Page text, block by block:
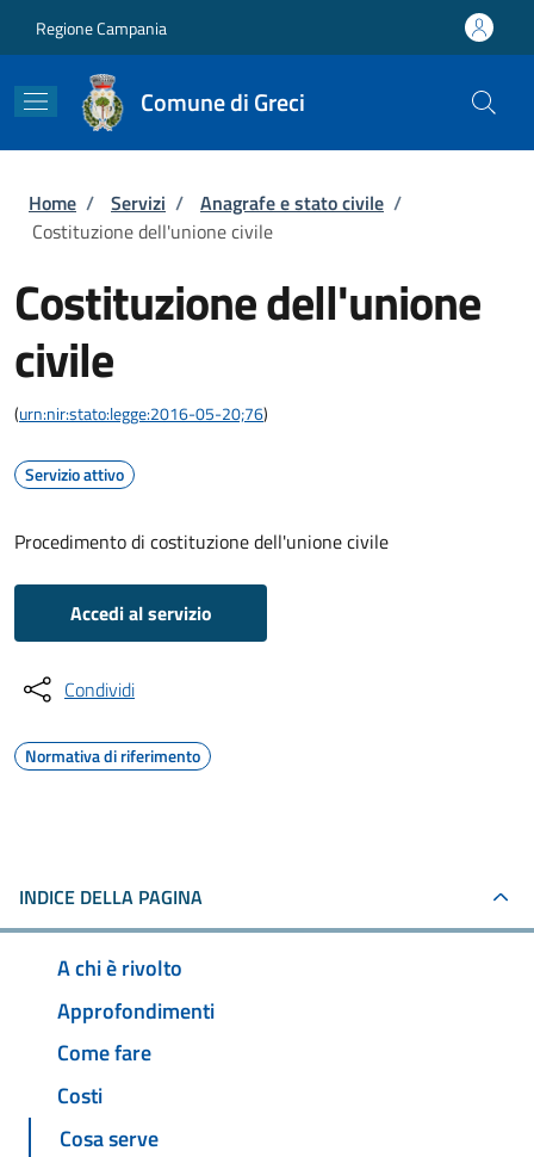
Regione Campania
Comune di Greci
Briciole di pane
Home / Servizi / Anagrafe e stato civile /
Costituzione dell'unione civile
Costituzione dell'unione
civile
(urn:nir:stato:legge:2016-05-20;76)
Servizio attivo
Procedimento di costituzione dell'unione civile
Accedi al servizio
Condividi
Normativa di riferimento
INDICE DELLA PAGINA
A chi è rivolto
Approfondimenti
Come fare
Costi
Cosa serve